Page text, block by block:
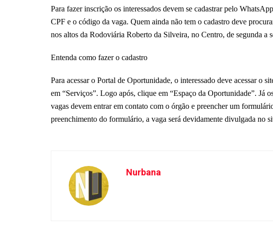
Para fazer inscrição os interessados devem se cadastrar pelo
CPF e o código da vaga. Quem ainda não tem o cadastro deve
nos altos da Rodoviária Roberto da Silveira, no Centro, de segunda a
Entenda como fazer o cadastro
Para acessar o Portal de Oportunidade, o interessado deve acessar o
em “Serviços”. Logo após, clique em “Espaço da Oportunidade”. Já
vagas devem entrar em contato com o órgão e preencher um
preenchimento do formulário, a vaga será devidamente divulgada no
Nurbana